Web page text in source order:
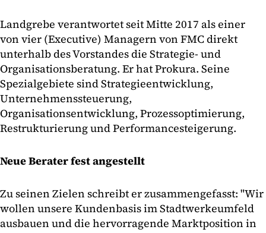
Landgrebe verantwortet seit Mitte 2017 als einer
von vier (Executive) Managern von FMC direkt
unterhalb des Vorstandes die Strategie- und
Organisationsberatung. Er hat Prokura. Seine
Spezialgebiete sind Strategieentwicklung,
Unternehmenssteuerung,
Organisationsentwicklung, Prozessoptimierung,
Restrukturierung und Performancesteigerung.
Neue Berater fest angestellt
Zu seinen Zielen schreibt er zusammengefasst: "Wir
wollen unsere Kundenbasis im Stadtwerkeumfeld
ausbauen und die hervorragende Marktposition in